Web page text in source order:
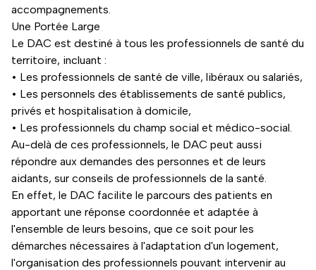
accompagnements.
Une Portée Large
Le DAC est destiné à tous les professionnels de santé du
territoire, incluant :
• Les professionnels de santé de ville, libéraux ou salariés,
• Les personnels des établissements de santé publics,
privés et hospitalisation à domicile,
• Les professionnels du champ social et médico-social.
Au-delà de ces professionnels, le DAC peut aussi
répondre aux demandes des personnes et de leurs
aidants, sur conseils de professionnels de la santé.
En effet, le DAC facilite le parcours des patients en
apportant une réponse coordonnée et adaptée à
l'ensemble de leurs besoins, que ce soit pour les
démarches nécessaires à l'adaptation d'un logement,
l'organisation des professionnels pouvant intervenir au